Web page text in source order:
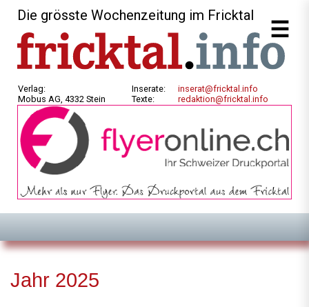
Die grösste Wochenzeitung im Fricktal
Verlag:
Mobus AG, 4332 Stein
Inserate:
Texte:
inserat@fricktal.info
redaktion@fricktal.info
Jahr 2025